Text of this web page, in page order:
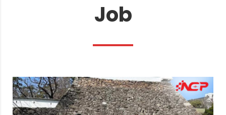
Job